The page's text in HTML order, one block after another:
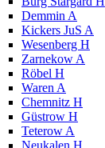
Demmin A
Kickers JuS A
Wesenberg H
Zarnekow A
Röbel H
Waren A
Chemnitz H
Güstrow H
Teterow A